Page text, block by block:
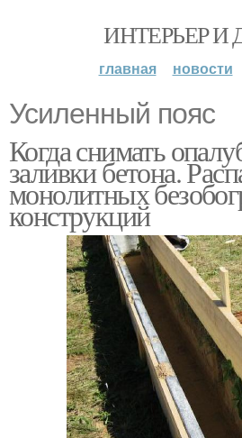
ИНТЕРЬЕР И
главная новости
Усиленный пояс
Когда снимать
заливки бетона.
монолитных
конструкций